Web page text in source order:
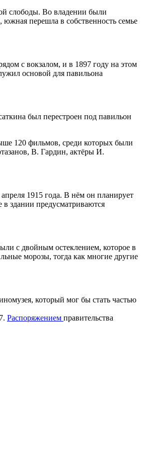
слободы. Во владении были
перешла в собственность семье
с вокзалом, и в 1897 году на этом
основой для павильона
был перестроен под павильон
120 фильмов, среди которых были
В. Гардин, актёры И.
1915 года. В нём он планирует
здании предусматриваются
с двойным остеклением, которое в
морозы, тогда как многие другие
который мог бы стать частью
Распоряжением правительства